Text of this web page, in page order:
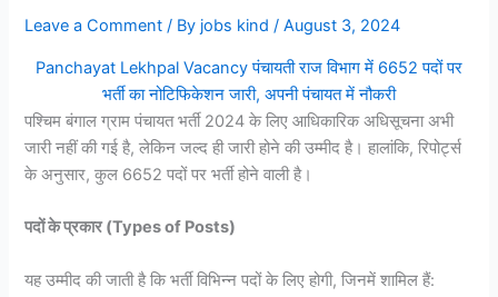
Leave a Comment / By jobs kind/August 3, 2024
Panchayat Lekhpal Vacancy पंचायती राज विभाग में 6652 पदों पर
भर्ती का नोटिफिकेशन जारी, अपनी पंचायत में नौकरी
पश्चिम बंगाल ग्राम पंचायत भर्ती 2024 के लिए आधिकारिक अधिसूचना अभी
जारी नहीं की गई है, लेकिन जल्द ही जारी होने की उम्मीद है। हालांकि, रिपोर्ट्स
के अनुसार, कुल 6652 पदों पर भर्ती होने वाली है।
पदों के प्रकार (Types of Posts)
यह उम्मीद की जाती है कि भर्ती विभिन्न पदों के लिए होगी, जिनमें शामिल हैं: